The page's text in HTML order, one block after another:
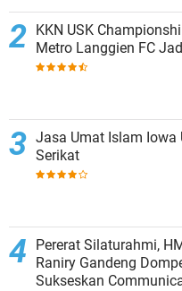
KKN USK
Metro Langgien FC
Jasa Umat Islam Iowa
Serikat
Pererat Silaturahmi,
Raniry Gandeng
Sukseskan